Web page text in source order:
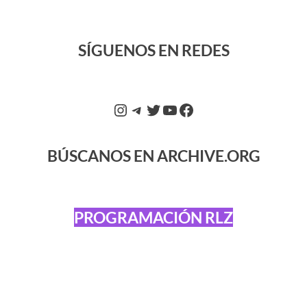
SÍGUENOS EN REDES
BÚSCANOS EN ARCHIVE.ORG
PROGRAMACIÓN RLZ